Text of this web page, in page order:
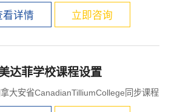
看详情 立即咨询
达菲学校课程设置
安省CanadianTilliumCollege同步课程
×